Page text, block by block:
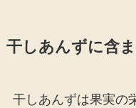
干しあんずに含
干しあんずは果実の